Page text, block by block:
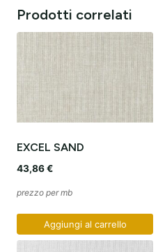
Prodotti correlati
EXCEL SAND
43,86€
prezzo per mb
Aggiungi al carrello